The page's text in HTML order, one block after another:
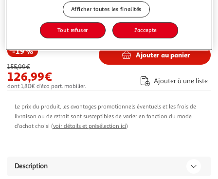
Plus d'options
Vendu par
190,46€
-19 %
155,99€
126,99€
dont 1,80€ d'éco part. mobilier.
Ajouter au panier
Ajouter à une liste
Le prix du produit, les avantages promotionnels éventuels et les frais de
livraison ou de retrait sont susceptibles de varier en fonction du mode
d'achat choisi (voir détails et présélection ici)
Description
Afficher toutes les finalités
Tout refuser J'accepte